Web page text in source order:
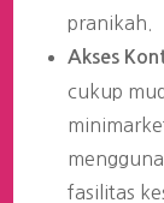
pranikah.
Akses
cukup
fasilitas